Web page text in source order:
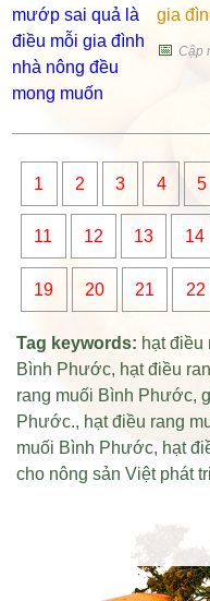
gia
📅Cập
1 2 3 4 5
11 12 13 14
19 20 21 22
Tag keywords: hạt điều
Bình Phước, hạt điều
rang muối Bình Phước,
Phước., hạt điều rang
muối Bình Phước, hạt
cho nông sản Việt phát